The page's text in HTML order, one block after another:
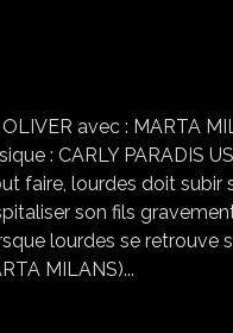
avec : MARTA
: CARLY PARADIS
faire, lourdes doit
son fils
lourdes se retrouve
MILANS)...